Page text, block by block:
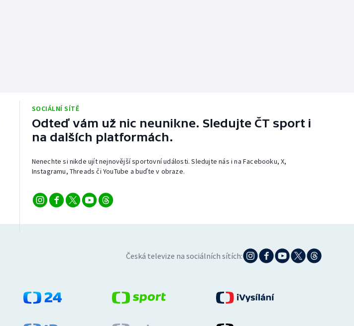
SOCIÁLNÍ SÍTĚ
Odteď vám už nic neunikne. Sledujte ČT sport i
na dalších platformách.
Nenechte si nikde ujít nejnovější sportovní události. Sledujte nás i na Facebooku, X,
Instagramu, Threads či YouTube a buďte v obraze.
Česká televize na sociálních sítích: